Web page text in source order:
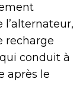
recharge
conduit à
après le